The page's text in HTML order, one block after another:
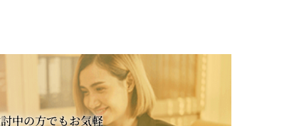
中の方でもお気軽